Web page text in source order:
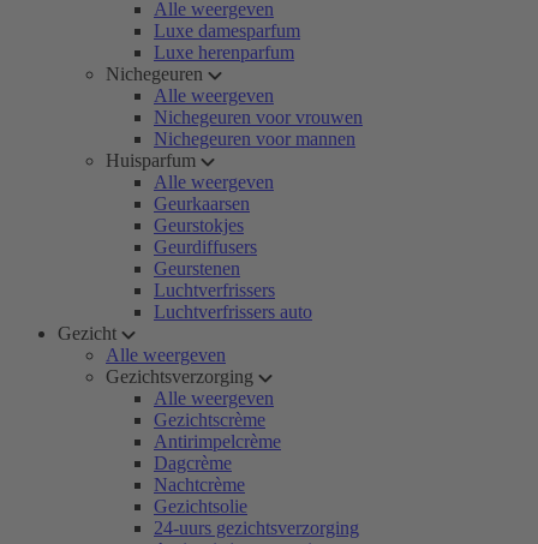
Alle weergeven
Luxe damesparfum
Luxe herenparfum
Nichegeuren
Alle weergeven
Nichegeuren voor vrouwen
Nichegeuren voor mannen
Huisparfum
Alle weergeven
Geurkaarsen
Geurstokjes
Geurdiffusers
Geurstenen
Luchtverfrissers
Luchtverfrissers auto
Gezicht
Alle weergeven
Gezichtsverzorging
Alle weergeven
Gezichtscrème
Antirimpelcrème
Dagcrème
Nachtcrème
Gezichtsolie
24-uurs gezichtsverzorging